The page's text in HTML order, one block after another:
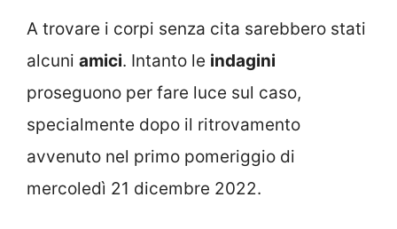
A trovare i corpi senza cita sarebbero stati
alcuni amici. Intanto le indagini
proseguono per fare luce sul caso,
specialmente dopo il ritrovamento
avvenuto nel primo pomeriggio di
mercoledì 21 dicembre 2022.